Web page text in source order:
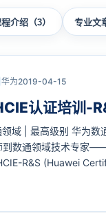
介绍（3） 专业文
华为2019-04-15
认证培训-
域 | 最高级别 华为数
到数通领域技术专家
R&S (Huawei